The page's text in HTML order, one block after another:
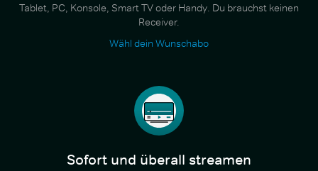
Tablet, PC, Konsole, Smart TV oder Handy. Du brauchst keinen
Receiver.
Wähl dein Wunschabo
Sofort und überall streamen